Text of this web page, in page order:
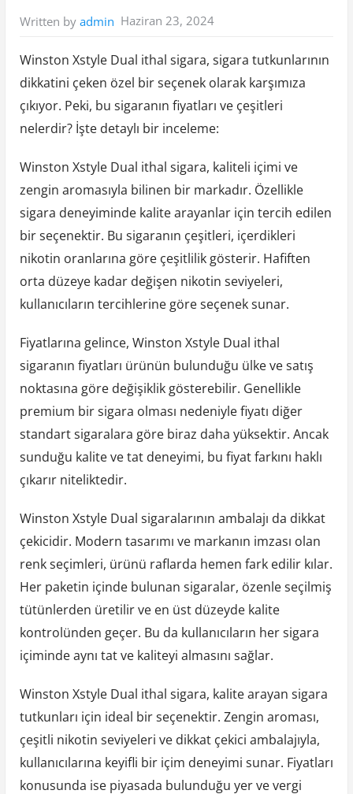
Written by admin Haziran 23, 2024
Winston Xstyle Dual ithal sigara, sigara tutkunlarının
dikkatini çeken özel bir seçenek olarak karşımıza
çıkıyor. Peki, bu sigaranın fiyatları ve çeşitleri
nelerdir? İşte detaylı bir inceleme:
Winston Xstyle Dual ithal sigara, kaliteli içimi ve
zengin aromasıyla bilinen bir markadır. Özellikle
sigara deneyiminde kalite arayanlar için tercih edilen
bir seçenektir. Bu sigaranın çeşitleri, içerdikleri
nikotin oranlarına göre çeşitlilik gösterir. Hafiften
orta düzeye kadar değişen nikotin seviyeleri,
kullanıcıların tercihlerine göre seçenek sunar.
Fiyatlarına gelince, Winston Xstyle Dual ithal
sigaranın fiyatları ürünün bulunduğu ülke ve satış
noktasına göre değişiklik gösterebilir. Genellikle
premium bir sigara olması nedeniyle fiyatı diğer
standart sigaralara göre biraz daha yüksektir. Ancak
sunduğu kalite ve tat deneyimi, bu fiyat farkını haklı
çıkarır niteliktedir.
Winston Xstyle Dual sigaralarının ambalajı da dikkat
çekicidir. Modern tasarımı ve markanın imzası olan
renk seçimleri, ürünü raflarda hemen fark edilir kılar.
Her paketin içinde bulunan sigaralar, özenle seçilmiş
tütünlerden üretilir ve en üst düzeyde kalite
kontrolünden geçer. Bu da kullanıcıların her sigara
içiminde aynı tat ve kaliteyi almasını sağlar.
Winston Xstyle Dual ithal sigara, kalite arayan sigara
tutkunları için ideal bir seçenektir. Zengin aroması,
çeşitli nikotin seviyeleri ve dikkat çekici ambalajıyla,
kullanıcılarına keyifli bir içim deneyimi sunar. Fiyatları
konusunda ise piyasada bulunduğu yer ve vergi